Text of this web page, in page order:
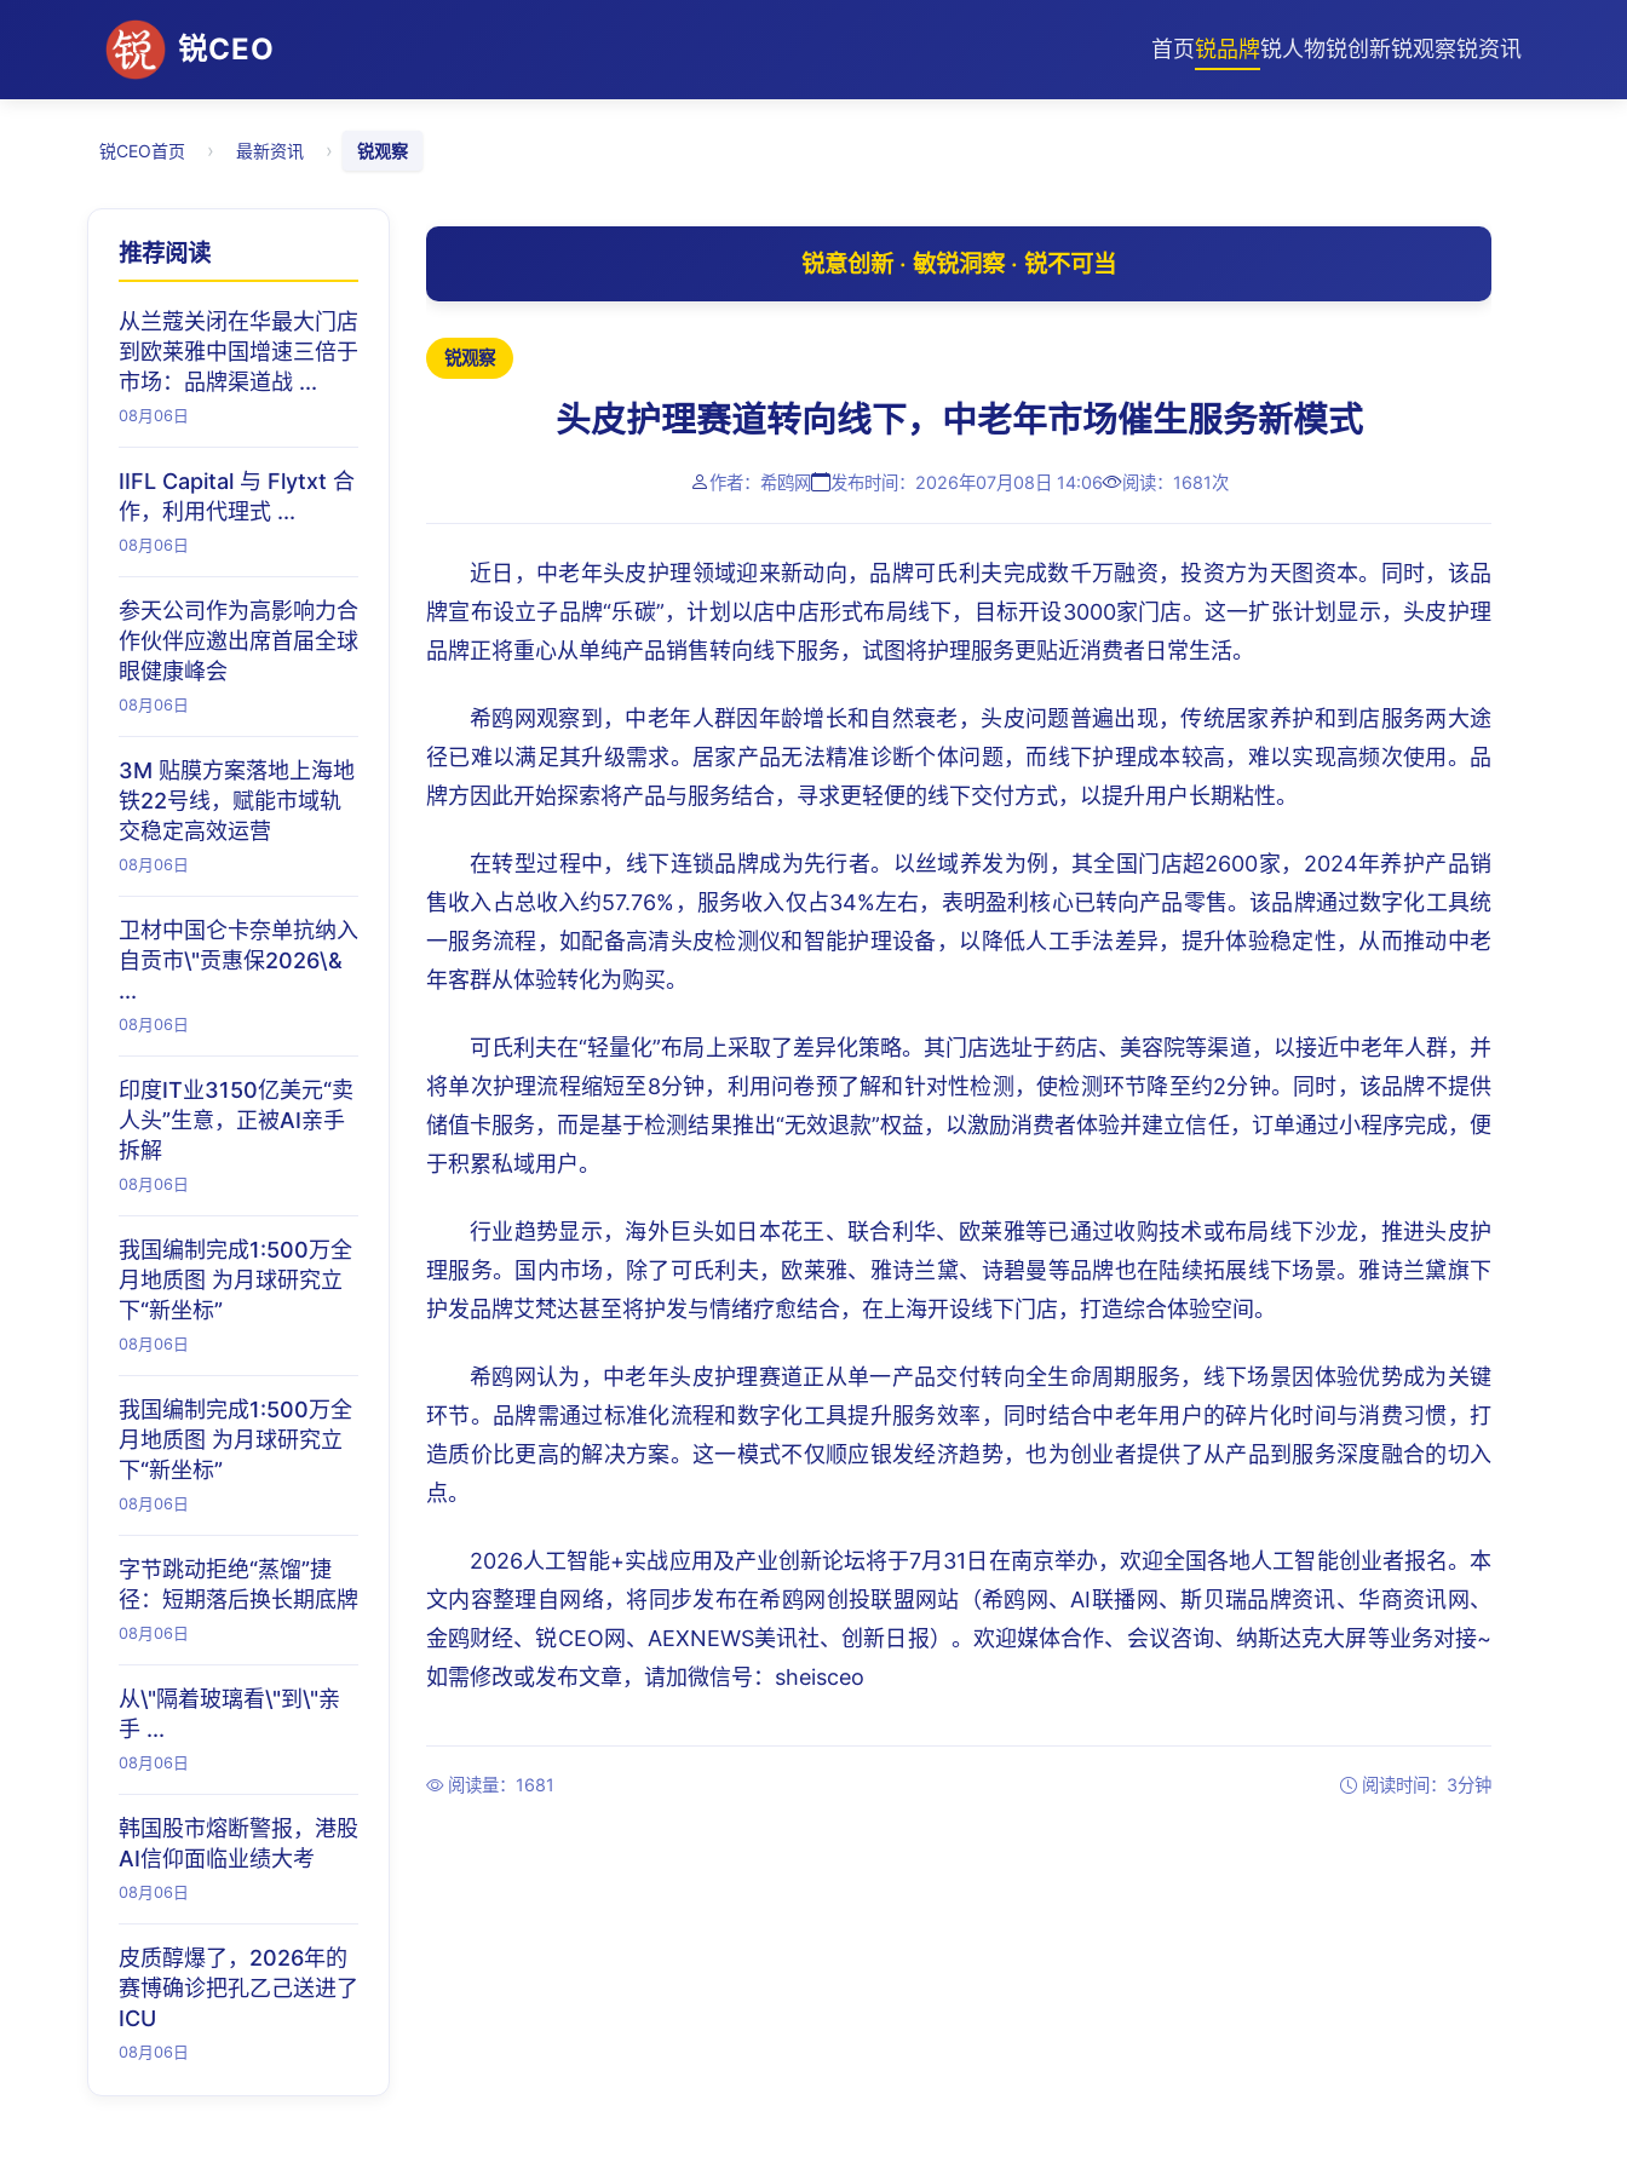
锐CEO 首页锐品牌锐人物锐创新锐观察锐资讯
锐CEO首页 › 最新资讯 › 锐观察
推荐阅读
从兰蔻关闭在华最大门店
到欧莱雅中国增速三倍于
市场：品牌渠道战 ...
08月06日
IIFL Capital 与 Flytxt 合
作，利用代理式 ...
08月06日
参天公司作为高影响力合
作伙伴应邀出席首届全球
眼健康峰会
08月06日
3M 贴膜方案落地上海地
铁22号线，赋能市域轨
交稳定高效运营
08月06日
卫材中国仑卡奈单抗纳入
自贡市\"贡惠保2026\&
...
08月06日
印度IT业3150亿美元“卖
人头”生意，正被AI亲手
拆解
08月06日
我国编制完成1:500万全
月地质图 为月球研究立
下“新坐标”
08月06日
我国编制完成1:500万全
月地质图 为月球研究立
下“新坐标”
08月06日
字节跳动拒绝“蒸馏”捷
径：短期落后换长期底牌
08月06日
从\"隔着玻璃看\"到\"亲
手 ...
08月06日
韩国股市熔断警报，港股
AI信仰面临业绩大考
08月06日
皮质醇爆了，2026年的
赛博确诊把孔乙己送进了
ICU
08月06日
锐意创新 · 敏锐洞察 · 锐不可当
锐观察
头皮护理赛道转向线下，中老年市场催生服务新模式
作者：希鸥网 发布时间：2026年07月08日 14:06 阅读：1681次
近日，中老年头皮护理领域迎来新动向，品牌可氏利夫完成数千万融资，投资方为天图资本。同时，该品
牌宣布设立子品牌“乐碳”，计划以店中店形式布局线下，目标开设3000家门店。这一扩张计划显示，头皮护理
品牌正将重心从单纯产品销售转向线下服务，试图将护理服务更贴近消费者日常生活。
希鸥网观察到，中老年人群因年龄增长和自然衰老，头皮问题普遍出现，传统居家养护和到店服务两大途
径已难以满足其升级需求。居家产品无法精准诊断个体问题，而线下护理成本较高，难以实现高频次使用。品
牌方因此开始探索将产品与服务结合，寻求更轻便的线下交付方式，以提升用户长期粘性。
在转型过程中，线下连锁品牌成为先行者。以丝域养发为例，其全国门店超2600家，2024年养护产品销
售收入占总收入约57.76%，服务收入仅占34%左右，表明盈利核心已转向产品零售。该品牌通过数字化工具统
一服务流程，如配备高清头皮检测仪和智能护理设备，以降低人工手法差异，提升体验稳定性，从而推动中老
年客群从体验转化为购买。
可氏利夫在“轻量化”布局上采取了差异化策略。其门店选址于药店、美容院等渠道，以接近中老年人群，并
将单次护理流程缩短至8分钟，利用问卷预了解和针对性检测，使检测环节降至约2分钟。同时，该品牌不提供
储值卡服务，而是基于检测结果推出“无效退款”权益，以激励消费者体验并建立信任，订单通过小程序完成，便
于积累私域用户。
行业趋势显示，海外巨头如日本花王、联合利华、欧莱雅等已通过收购技术或布局线下沙龙，推进头皮护
理服务。国内市场，除了可氏利夫，欧莱雅、雅诗兰黛、诗碧曼等品牌也在陆续拓展线下场景。雅诗兰黛旗下
护发品牌艾梵达甚至将护发与情绪疗愈结合，在上海开设线下门店，打造综合体验空间。
希鸥网认为，中老年头皮护理赛道正从单一产品交付转向全生命周期服务，线下场景因体验优势成为关键
环节。品牌需通过标准化流程和数字化工具提升服务效率，同时结合中老年用户的碎片化时间与消费习惯，打
造质价比更高的解决方案。这一模式不仅顺应银发经济趋势，也为创业者提供了从产品到服务深度融合的切入
点。
2026人工智能+实战应用及产业创新论坛将于7月31日在南京举办，欢迎全国各地人工智能创业者报名。本
文内容整理自网络，将同步发布在希鸥网创投联盟网站（希鸥网、AI联播网、斯贝瑞品牌资讯、华商资讯网、
金鸥财经、锐CEO网、AEXNEWS美讯社、创新日报）。欢迎媒体合作、会议咨询、纳斯达克大屏等业务对接~
如需修改或发布文章，请加微信号：sheisceo
阅读量：1681 阅读时间：3分钟